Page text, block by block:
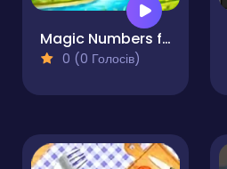
Magic Numbers for Kids
0 (0 Голосів)